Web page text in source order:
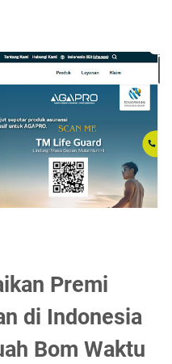
Premi
di Indonesia
Bom Waktu